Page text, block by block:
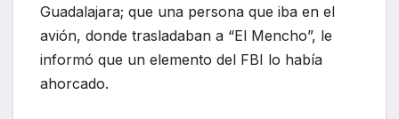
Guadalajara; que una persona que iba en el
avión, donde trasladaban a “El Mencho”, le
informó que un elemento del FBI lo había
ahorcado.